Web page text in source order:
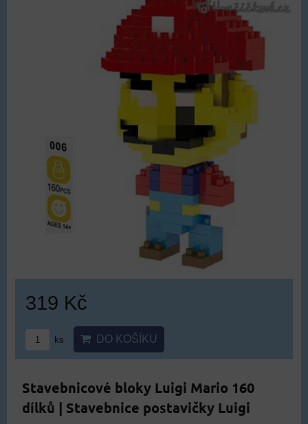
319 Kč
ks DO KOŠÍKU
Stavebnicové bloky Luigi Mario 160
dílků | Stavebnice postavičky Luigi